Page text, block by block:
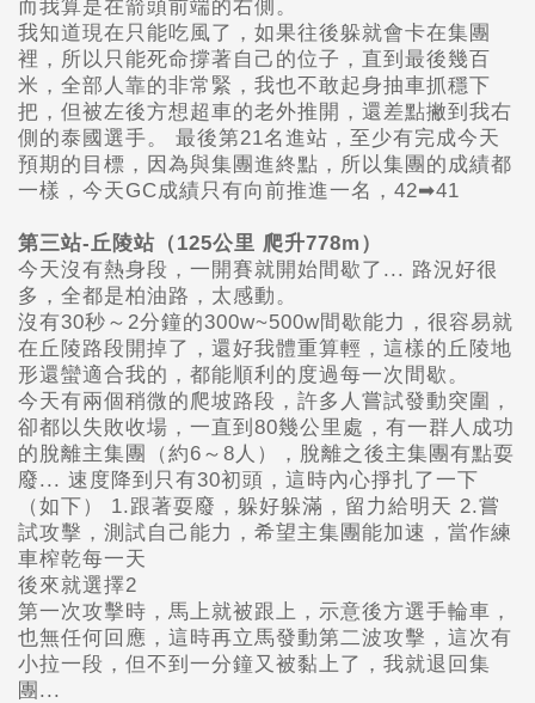
而我算是在箭頭前端的右側。
我知道現在只能吃風了，如果往後躲就會卡在集團
裡，所以只能死命撐著自己的位子，直到最後幾百
米，全部人靠的非常緊，我也不敢起身抽車抓穩下
把，但被左後方想超車的老外推開，還差點撇到我右
側的泰國選手。 最後第21名進站，至少有完成今天
預期的目標，因為與集團進終點，所以集團的成績都
一樣，今天GC成績只有向前推進一名，42➡41
第三站-丘陵站（125公里 爬升778m）
今天沒有熱身段，一開賽就開始間歇了... 路況好很
多，全都是柏油路，太感動。
沒有30秒～2分鐘的300w~500w間歇能力，很容易就
在丘陵路段開掉了，還好我體重算輕，這樣的丘陵地
形還蠻適合我的，都能順利的度過每一次間歇。
今天有兩個稍微的爬坡路段，許多人嘗試發動突圍，
卻都以失敗收場，一直到80幾公里處，有一群人成功
的脫離主集團（約6～8人），脫離之後主集團有點耍
廢... 速度降到只有30初頭，這時內心掙扎了一下
（如下） 1.跟著耍廢，躲好躲滿，留力給明天 2.嘗
試攻擊，測試自己能力，希望主集團能加速，當作練
車榨乾每一天
後來就選擇2
第一次攻擊時，馬上就被跟上，示意後方選手輪車，
也無任何回應，這時再立馬發動第二波攻擊，這次有
小拉一段，但不到一分鐘又被黏上了，我就退回集
團...